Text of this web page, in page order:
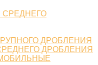
ДРОБЛЕНИЯ
ДРОБЛЕНИЯ